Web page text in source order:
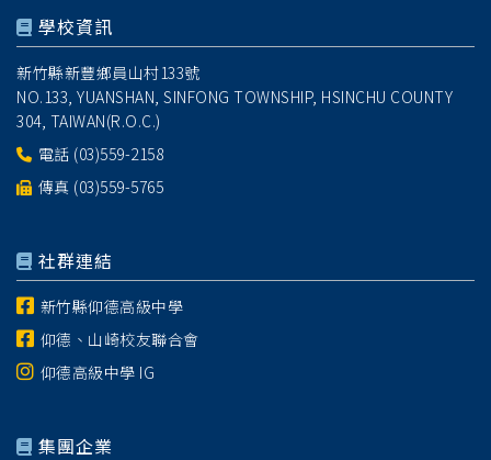
學校資訊
新竹縣新豐鄉員山村133號
NO.133, YUANSHAN, SINFONG TOWNSHIP, HSINCHU COUNTY
304, TAIWAN(R.O.C.)
電話 (03)559-2158
傳真 (03)559-5765
社群連結
新竹縣仰德高級中學
仰德、山崎校友聯合會
仰德高級中學 IG
集團企業